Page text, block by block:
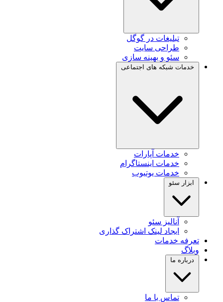
تبلیغات در گوگل
طراحی سایت
سئو و بهینه سازی
خدمات شبکه های اجتماعی
خدمات آپارات
خدمات اینستاگرام
خدمات یوتیوب
ابزار سئو
آنالیز سئو
ایجاد لینک اشتراک گذاری
تعرفه خدمات
وبلاگ
درباره ما
تماس با ما